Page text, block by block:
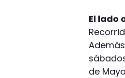
El lado
de